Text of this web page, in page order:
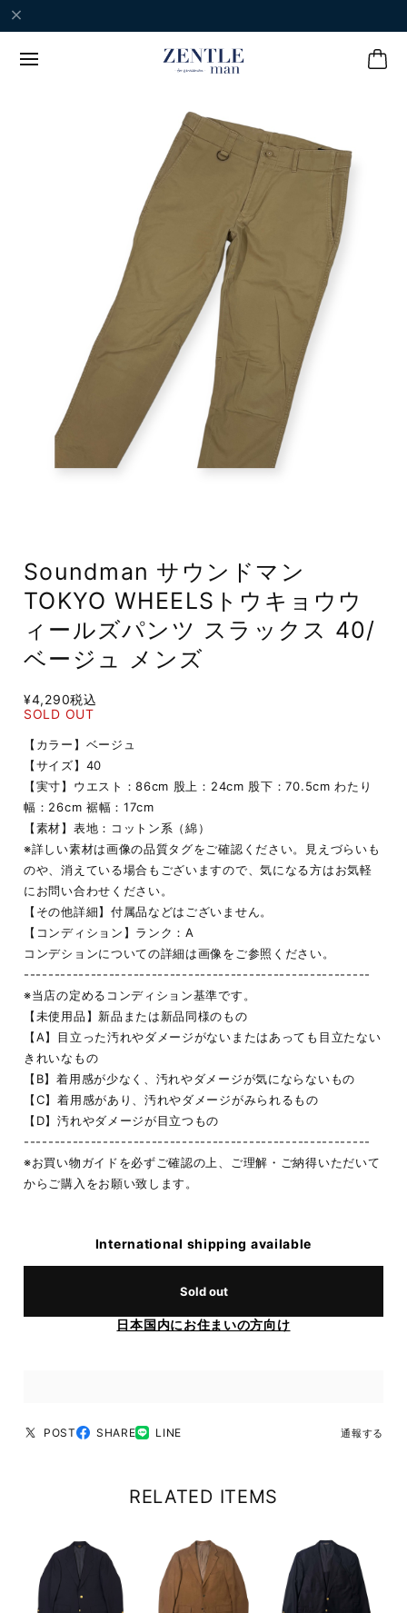
Soundman サウンドマン
TOKYO WHEELSトウキョウウ
ィールズパンツ スラックス 40/
ベージュ メンズ
¥4,290税込
SOLD OUT
【カラー】ベージュ
【サイズ】40
【実寸】ウエスト：86cm 股上：24cm 股下：70.5cm わたり
幅：26cm 裾幅：17cm
【素材】表地：コットン系（綿）
※詳しい素材は画像の品質タグをご確認ください。見えづらいも
のや、消えている場合もございますので、気になる方はお気軽
にお問い合わせください。
【その他詳細】付属品などはございません。
【コンディション】ランク：A
コンデションについての詳細は画像をご参照ください。
---------------------------------------------------------
※当店の定めるコンディション基準です。
【未使用品】新品または新品同様のもの
【A】目立った汚れやダメージがないまたはあっても目立たない
きれいなもの
【B】着用感が少なく、汚れやダメージが気にならないもの
【C】着用感があり、汚れやダメージがみられるもの
【D】汚れやダメージが目立つもの
---------------------------------------------------------
※お買い物ガイドを必ずご確認の上、ご理解・ご納得いただいて
からご購入をお願い致します。
International shipping available
Sold out
日本国内にお住まいの方向け
POST SHARE LINE 通報する
RELATED ITEMS